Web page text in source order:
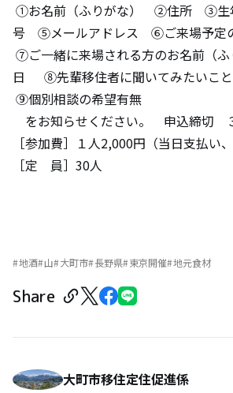
①お名前（ふりがな） ②住所 ③
号 ⑤メールアドレス ⑥ご来場予定
⑦ご一緒に来場される方のお名前（ふ
日 ⑧先輩移住者に聞いてみたいこと
⑨個別相談の希望有無
をお知らせください。 申込締切 ３
［参加費］１人2,000円（当日支払い
［定 員］30人
地酒 山 大町市 長野県 東京開催 地元食材
Share
大町市移住定住促進係